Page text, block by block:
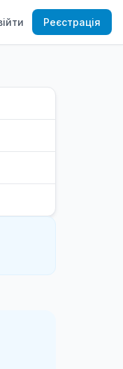
Реєстрація